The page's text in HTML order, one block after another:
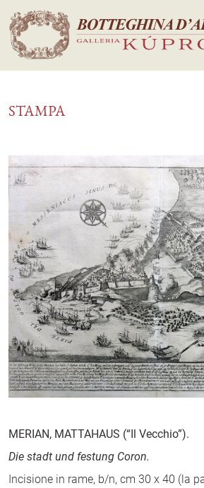
STAMPA
MERIAN, MATTAHAUS (“Il Vecchio”).
Die stadt und festung Coron.
Incisione in rame, b/n, cm 30 x 40 (la